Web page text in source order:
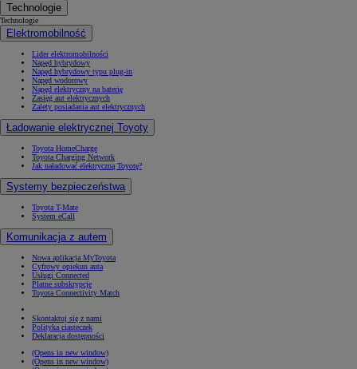
Technologie
Technologie
Elektromobilność
Lider elektromobilności
Napęd hybrydowy
Napęd hybrydowy typu plug-in
Napęd wodorowy
Napęd elektryczny na baterię
Zasięg aut elektrycznych
Zalety posiadania aut elektrycznych
Ładowanie elektrycznej Toyoty
Toyota HomeCharge
Toyota Charging Network
Jak naładować elektryczną Toyotę?
Systemy bezpieczeństwa
Toyota T-Mate
System eCall
Komunikacja z autem
Nowa aplikacja MyToyota
Cyfrowy opiekun auta
Usługi Connected
Płatne subskrypcje
Toyota Connectivity Match
Skontaktuj się z nami
Polityka ciasteczek
Deklaracja dostępności
(Opens in new window)
(Opens in new window)